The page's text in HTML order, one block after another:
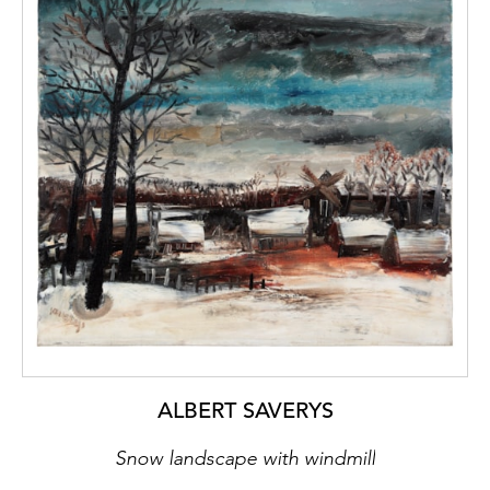
ALBERT SAVERYS
Snow landscape with windmill